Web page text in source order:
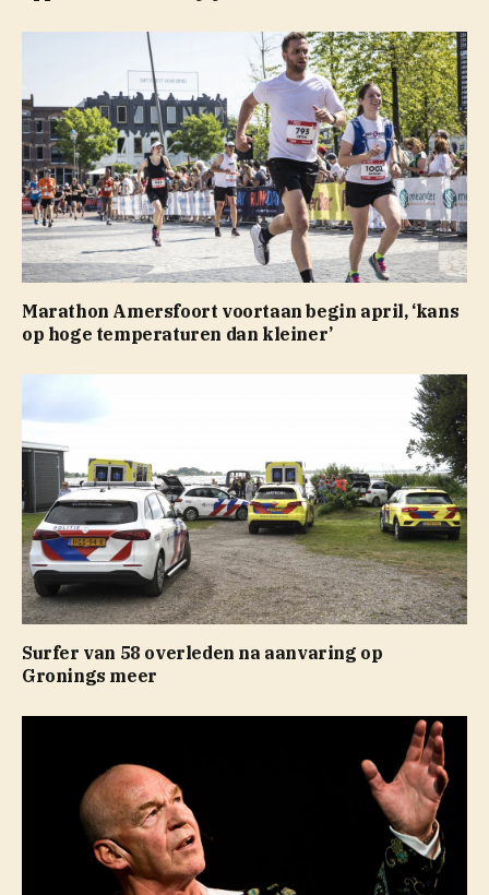
Marathon Amersfoort voortaan begin april, ‘kans
op hoge temperaturen dan kleiner’
Surfer van 58 overleden na aanvaring op
Gronings meer